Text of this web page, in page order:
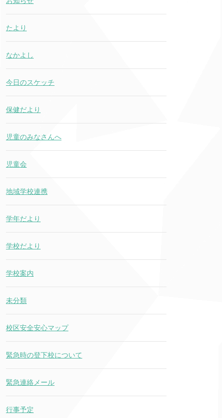
たより
なかよし
今日のスケッチ
保健だより
児童のみなさんへ
児童会
地域学校連携
学年だより
学校だより
学校案内
未分類
校区安全安心マップ
緊急時の登下校について
緊急連絡メール
行事予定